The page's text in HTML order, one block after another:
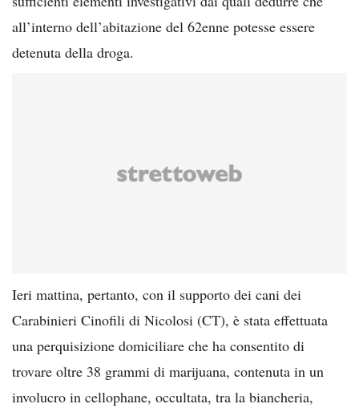
all’interno dell’abitazione del 62enne potesse essere
detenuta della droga.
Ieri mattina, pertanto, con il supporto dei cani dei
Carabinieri Cinofili di Nicolosi (CT), è stata effettuata
una perquisizione domiciliare che ha consentito di
trovare oltre 38 grammi di marijuana, contenuta in un
involucro in cellophane, occultata, tra la biancheria,